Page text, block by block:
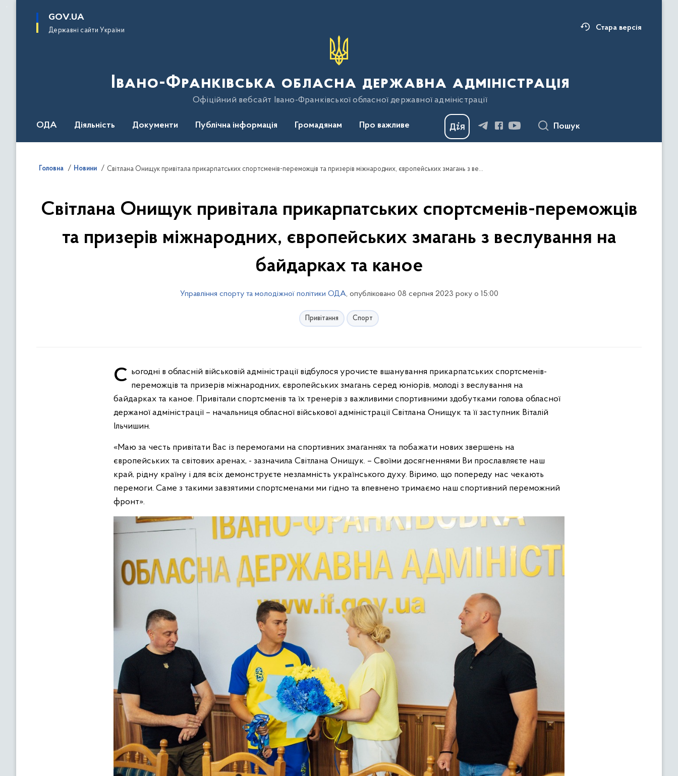
основного
GOV.UA
Державні сайти України Стара версія
Івано-Франківська обласна державна адміністрація
Офіційний вебсайт Івано-Франківської обласної державної адміністрації
ОДА Діяльність Документи Публічна інформація Громадянам Про важливе Пошук
Головна Новини Світлана Онищук привітала прикарпатських спортсменів-переможців та призерів міжнародних, європейських змагань з веслування на байдарках та каное
Світлана Онищук привітала прикарпатських спортсменів-переможців
та призерів міжнародних, європейських змагань з веслування на
байдарках та каное
Управління спорту та молодіжної політики ОДА, опубліковано 08 серпня 2023 року о 15:00
Привітання Спорт
Сьогодні в обласній військовій адміністрації відбулося урочисте вшанування прикарпатських спортсменів- переможців та призерів міжнародних, європейських змагань серед юніорів, молоді з веслування на
байдарках та каное. Привітали спортсменів та їх тренерів з важливими спортивними здобутками голова обласної
держаної адміністрації – начальниця обласної військової адміністрації Світлана Онищук та її заступник Віталій
Ільчишин.
«Маю за честь привітати Вас із перемогами на спортивних змаганнях та побажати нових звершень на
європейських та світових аренах, - зазначила Світлана Онищук. – Своїми досягненнями Ви прославляєте наш
край, рідну країну і для всіх демонструєте незламність українського духу. Віримо, що попереду нас чекають
перемоги. Саме з такими завзятими спортсменами ми гідно та впевнено тримаємо наш спортивний переможний
фронт».